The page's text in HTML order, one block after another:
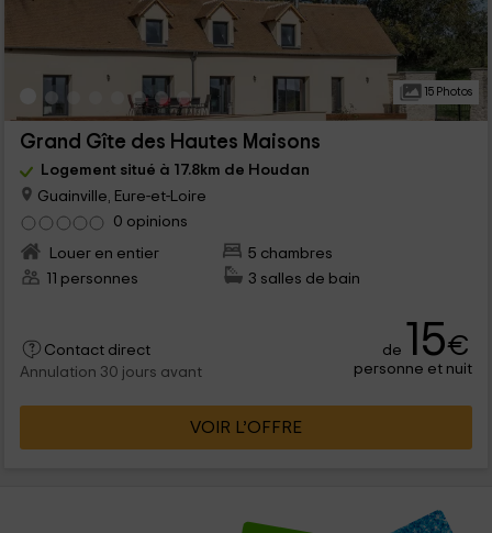
15 Photos
Grand Gîte des Hautes Maisons
Logement situé à 17.8km de Houdan
Guainville, Eure-et-Loire
0 opinions
Louer en entier
5 chambres
11 personnes
3 salles de bain
Contact direct
Annulation 30 jours avant
de 15€
personne et nuit
VOIR L’OFFRE